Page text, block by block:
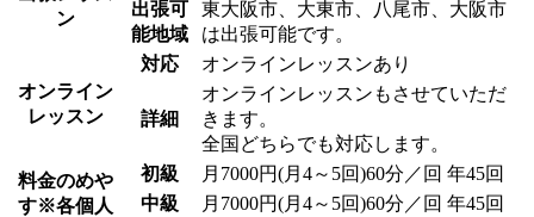
ン
出張可
能地域
東大阪市、大東市、八尾市、大阪市
は出張可能です。
オンライン
レッスン
対応 オンラインレッスンあり
詳細
オンラインレッスンもさせていただ
きます。
全国どちらでも対応します。
料金のめや
す※各個人
初級
月7000円(月4～5回)60分／回 年45回
中級
月7000円(月4～5回)60分／回 年45回